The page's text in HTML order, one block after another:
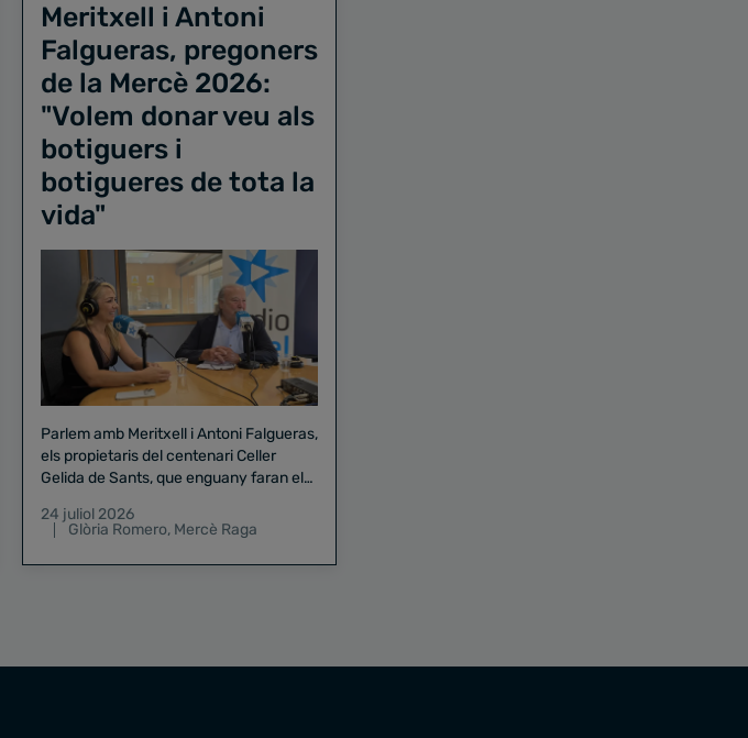
Meritxell i Antoni
Falgueras, pregoners
de la Mercè 2026:
"Volem donar veu als
botiguers i
botigueres de tota la
vida"
Parlem amb Meritxell i Antoni Falgueras,
els propietaris del centenari Celler
Gelida de Sants, que enguany faran el
24 juliol 2026
Glòria Romero, Mercè Raga